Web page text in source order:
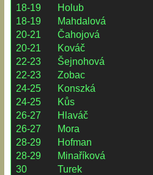
18-19
Holub
18-19
Mahdalová
20-21
Čahojová
20-21
Kováč
22-23
Šejnohová
22-23
Zobac
24-25
Konszká
24-25
Kůs
26-27
Hlaváč
26-27
Mora
28-29
Hofman
28-29
Minaříková
30
Turek